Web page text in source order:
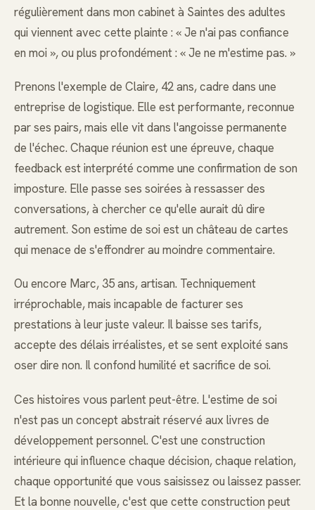
régulièrement dans mon cabinet à Saintes des adultes
qui viennent avec cette plainte : « Je n'ai pas confiance
en moi », ou plus profondément : « Je ne m'estime pas. »
Prenons l'exemple de Claire, 42 ans, cadre dans une
entreprise de logistique. Elle est performante, reconnue
par ses pairs, mais elle vit dans l'angoisse permanente
de l'échec. Chaque réunion est une épreuve, chaque
feedback est interprété comme une confirmation de son
imposture. Elle passe ses soirées à ressasser des
conversations, à chercher ce qu'elle aurait dû dire
autrement. Son estime de soi est un château de cartes
qui menace de s'effondrer au moindre commentaire.
Ou encore Marc, 35 ans, artisan. Techniquement
irréprochable, mais incapable de facturer ses
prestations à leur juste valeur. Il baisse ses tarifs,
accepte des délais irréalistes, et se sent exploité sans
oser dire non. Il confond humilité et sacrifice de soi.
Ces histoires vous parlent peut-être. L'estime de soi
n'est pas un concept abstrait réservé aux livres de
développement personnel. C'est une construction
intérieure qui influence chaque décision, chaque relation,
chaque opportunité que vous saisissez ou laissez passer.
Et la bonne nouvelle, c'est que cette construction peut